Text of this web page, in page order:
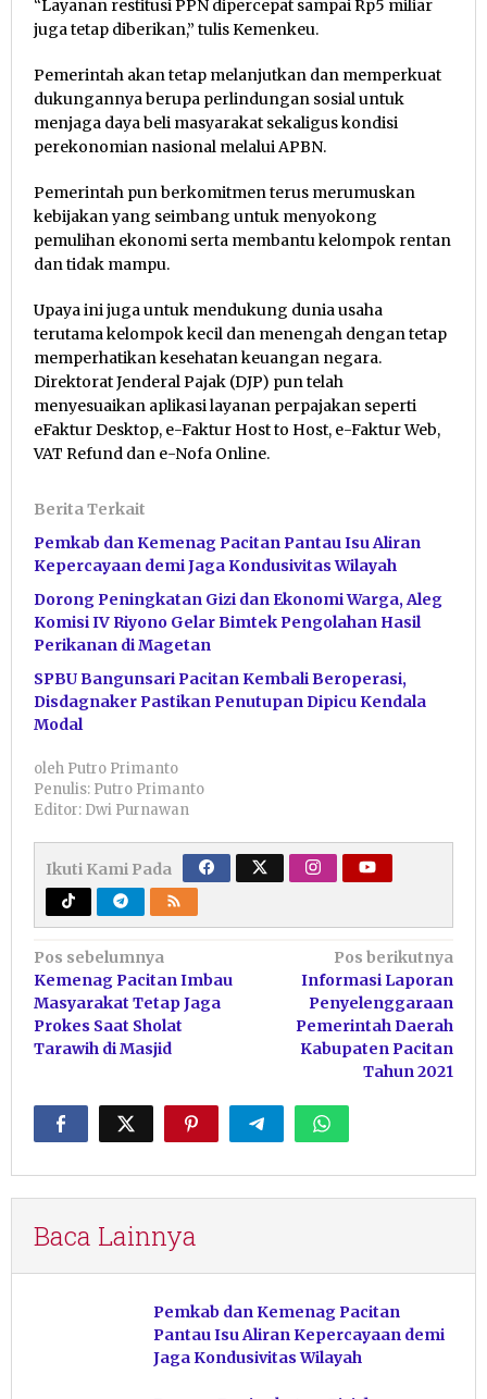
“Layanan restitusi PPN dipercepat sampai Rp5 miliar
juga tetap diberikan,” tulis Kemenkeu.
Pemerintah akan tetap melanjutkan dan memperkuat
dukungannya berupa perlindungan sosial untuk
menjaga daya beli masyarakat sekaligus kondisi
perekonomian nasional melalui APBN.
Pemerintah pun berkomitmen terus merumuskan
kebijakan yang seimbang untuk menyokong
pemulihan ekonomi serta membantu kelompok rentan
dan tidak mampu.
Upaya ini juga untuk mendukung dunia usaha
terutama kelompok kecil dan menengah dengan tetap
memperhatikan kesehatan keuangan negara.
Direktorat Jenderal Pajak (DJP) pun telah
menyesuaikan aplikasi layanan perpajakan seperti
eFaktur Desktop, e-Faktur Host to Host, e-Faktur Web,
VAT Refund dan e-Nofa Online.
Berita Terkait
Pemkab dan Kemenag Pacitan Pantau Isu Aliran
Kepercayaan demi Jaga Kondusivitas Wilayah
Dorong Peningkatan Gizi dan Ekonomi Warga, Aleg
Komisi IV Riyono Gelar Bimtek Pengolahan Hasil
Perikanan di Magetan
SPBU Bangunsari Pacitan Kembali Beroperasi,
Disdagnaker Pastikan Penutupan Dipicu Kendala
Modal
oleh Putro Primanto
Penulis: Putro Primanto
Editor: Dwi Purnawan
Ikuti Kami Pada
Navigasi
pos
Pos sebelumnya
Kemenag Pacitan Imbau
Masyarakat Tetap Jaga
Prokes Saat Sholat
Tarawih di Masjid
Pos berikutnya
Informasi Laporan
Penyelenggaraan
Pemerintah Daerah
Kabupaten Pacitan
Tahun 2021
Baca Lainnya
Pemkab dan Kemenag Pacitan
Pantau Isu Aliran Kepercayaan demi
Jaga Kondusivitas Wilayah